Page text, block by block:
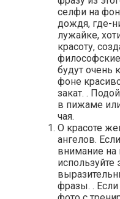
селфи на
дождя, где-
лужайке,
красоту,
будут очень
фоне
закат. .
в пижаме
чая.
О красоте
ангелов.
внимание на
фразы. .